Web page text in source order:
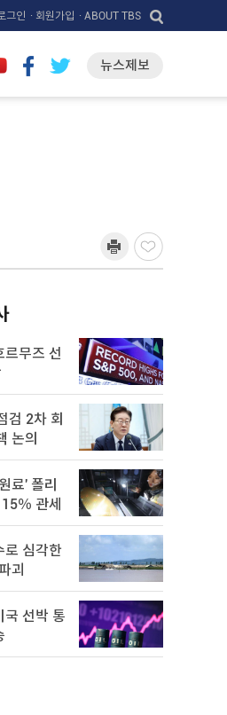
그인 · 회원가입 · ABOUT TBS
뉴스제보
르무즈 선
검 2차 회
논의
료' 폴리
％ 관세
로 심각한
괴
국 선박 통